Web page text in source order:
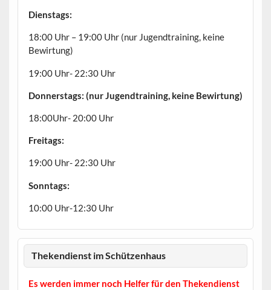
Dienstags:
18:00 Uhr – 19:00 Uhr (nur Jugendtraining, keine
Bewirtung)
19:00 Uhr- 22:30 Uhr
Donnerstags: (nur Jugendtraining, keine Bewirtung)
18:00Uhr- 20:00 Uhr
Freitags:
19:00 Uhr- 22:30 Uhr
Sonntags:
10:00 Uhr-12:30 Uhr
Thekendienst im Schützenhaus
Es werden immer noch Helfer für den Thekendienst